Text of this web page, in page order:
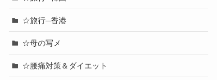
☆旅行─香港
☆母の写メ
☆腰痛対策＆ダイエット